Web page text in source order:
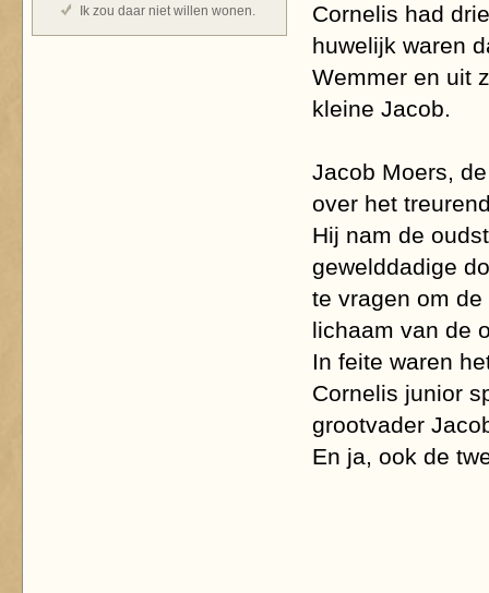
Ik zou daar niet willen wonen.
Cornelis had
huwelijk waren
Wemmer en uit
kleine Jacob.
Jacob Moers,
over het
Hij nam de
gewelddadige
te vragen om
lichaam van de
In feite waren
Cornelis junior
grootvader
En ja, ook de